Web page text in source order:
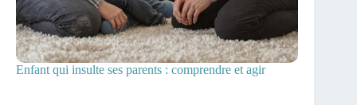
Enfant qui insulte ses parents : comprendre et agir